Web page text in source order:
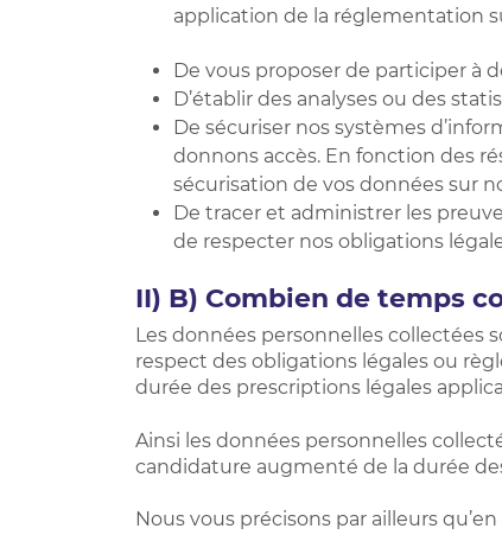
application de la réglementation
De vous proposer de participer à
D’établir des analyses ou des
De sécuriser nos systèmes
donnons accès. En fonction des
sécurisation de vos données sur
De tracer et administrer les
de respecter nos obligations
II) B) Combien de temps
Les données personnelles collectées
respect des obligations légales ou
durée des prescriptions légales
Ainsi les données personnelles
candidature augmenté de la durée
Nous vous précisons par ailleurs